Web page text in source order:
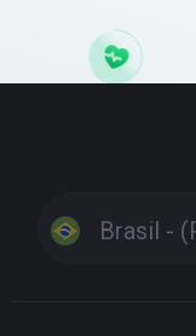
Brasil -